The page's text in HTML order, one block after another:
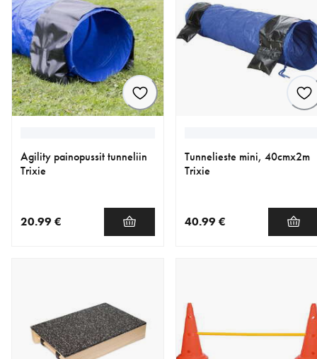
Agility painopussit tunneliin
Trixie
20.99 €
Tunnelieste mini, 40cmx2m
Trixie
40.99 €